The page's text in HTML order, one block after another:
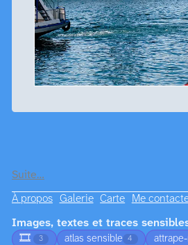
Suite…
À propos Galerie Carte Me
Images, textes et traces
🎞️
3 atlas sensible 4